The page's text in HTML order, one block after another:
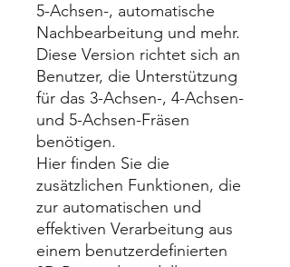
5-Achsen-, automatische
Nachbearbeitung und mehr.
Diese Version richtet sich an
Benutzer, die Unterstützung
für das 3-Achsen-, 4-Achsen-
und 5-Achsen-Fräsen
benötigen.
Hier finden Sie die
zusätzlichen Funktionen, die
zur automatischen und
effektiven Verarbeitung aus
einem benutzerdefinierten